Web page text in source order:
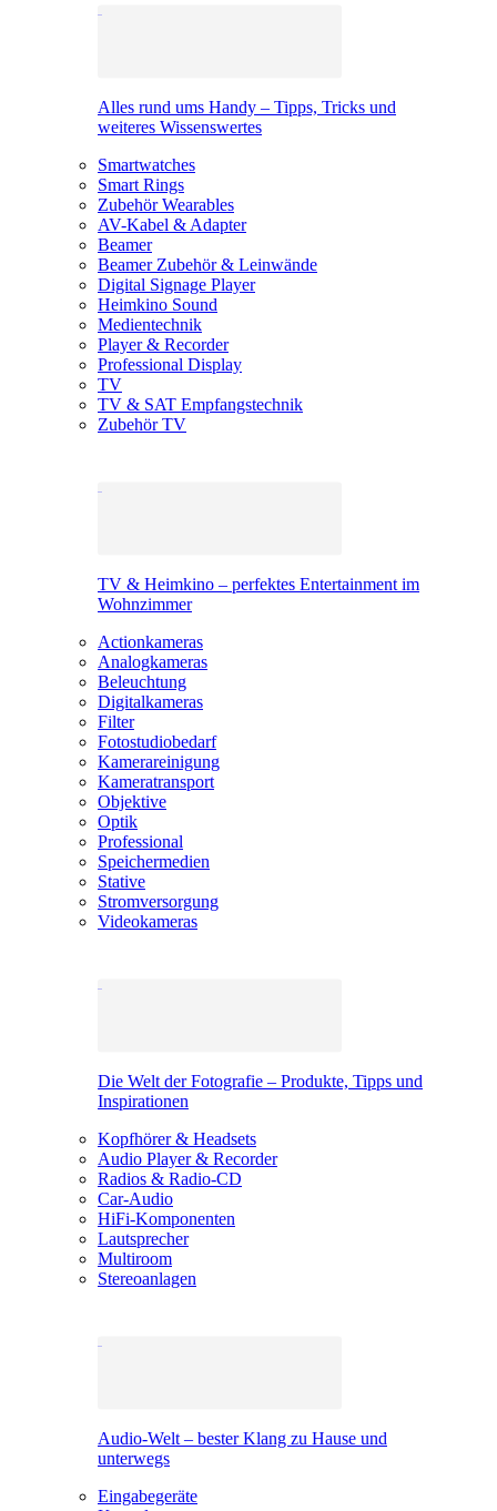
Alles rund ums Handy – Tipps, Tricks und
weiteres Wissenswertes
Smartwatches
Smart Rings
Zubehör Wearables
AV-Kabel & Adapter
Beamer
Beamer Zubehör & Leinwände
Digital Signage Player
Heimkino Sound
Medientechnik
Player & Recorder
Professional Display
TV
TV & SAT Empfangstechnik
Zubehör TV
TV & Heimkino – perfektes Entertainment im
Wohnzimmer
Actionkameras
Analogkameras
Beleuchtung
Digitalkameras
Filter
Fotostudiobedarf
Kamerareinigung
Kameratransport
Objektive
Optik
Professional
Speichermedien
Stative
Stromversorgung
Videokameras
Die Welt der Fotografie – Produkte, Tipps und
Inspirationen
Kopfhörer & Headsets
Audio Player & Recorder
Radios & Radio-CD
Car-Audio
HiFi-Komponenten
Lautsprecher
Multiroom
Stereoanlagen
Audio-Welt – bester Klang zu Hause und
unterwegs
Eingabegeräte